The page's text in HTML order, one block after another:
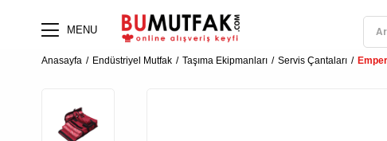
MENU
Anasayfa Endüstriyel Mutfak Taşıma Ekipmanları Servis Çantaları